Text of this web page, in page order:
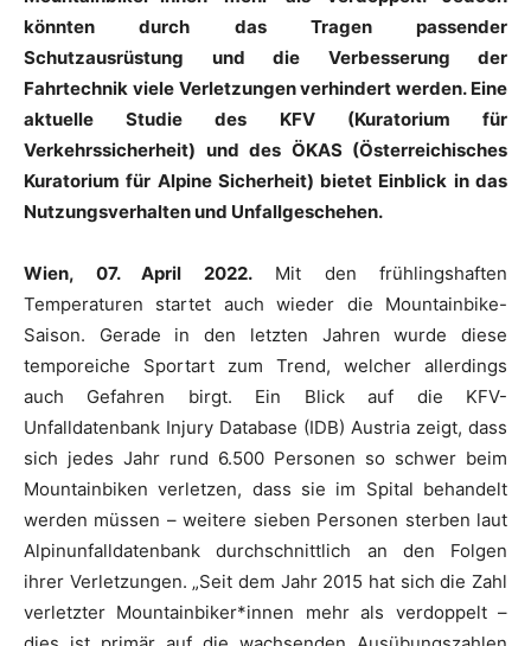
könnten durch das Tragen passender
Schutzausrüstung und die Verbesserung der
Fahrtechnik viele Verletzungen verhindert werden. Eine
aktuelle Studie des KFV (Kuratorium für
Verkehrssicherheit) und des ÖKAS (Österreichisches
Kuratorium für Alpine Sicherheit) bietet Einblick in das
Nutzungsverhalten und Unfallgeschehen.
Wien, 07. April 2022.Mit den frühlingshaften
Temperaturen startet auch wieder die Mountainbike-
Saison. Gerade in den letzten Jahren wurde diese
temporeiche Sportart zum Trend, welcher allerdings
auch Gefahren birgt. Ein Blick auf die KFV-
Unfalldatenbank Injury Database (IDB) Austria zeigt, dass
sich jedes Jahr rund 6.500 Personen so schwer beim
Mountainbiken verletzen, dass sie im Spital behandelt
werden müssen – weitere sieben Personen sterben laut
Alpinunfalldatenbank durchschnittlich an den Folgen
ihrer Verletzungen. „Seit dem Jahr 2015 hat sich die Zahl
verletzter Mountainbiker*innen mehr als verdoppelt –